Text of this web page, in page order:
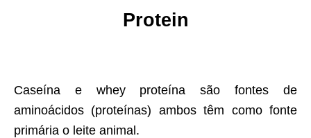
Protein
Caseína e whey proteína são fontes de
aminoácidos (proteínas) ambos têm como fonte
primária o leite animal.